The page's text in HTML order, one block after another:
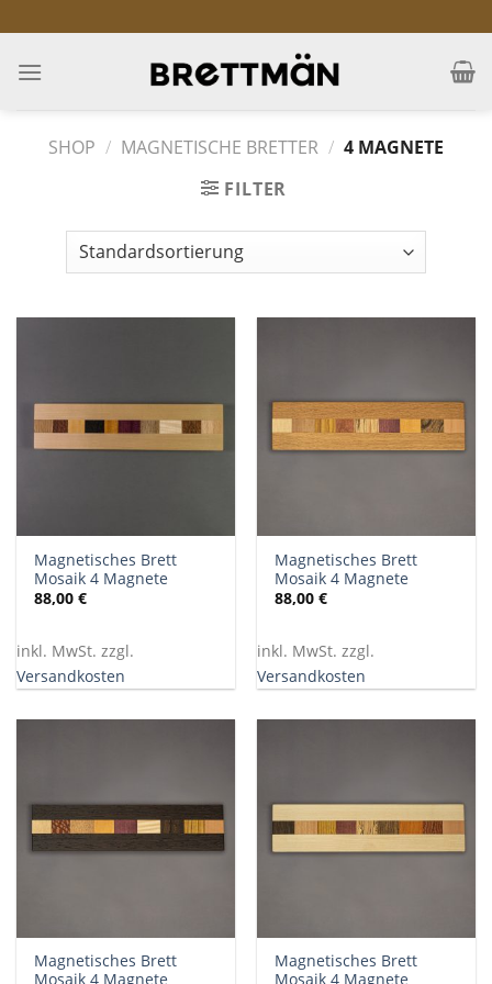
to
content
SHOP / MAGNETISCHE BRETTER / 4 MAGNETE
FILTER
Magnetisches Brett
Mosaik 4 Magnete
88,00€
inkl. MwSt. zzgl.
Versandkosten
Magnetisches Brett
Mosaik 4 Magnete
88,00€
inkl. MwSt. zzgl.
Versandkosten
Magnetisches Brett
Mosaik 4 Magnete
Magnetisches Brett
Mosaik 4 Magnete